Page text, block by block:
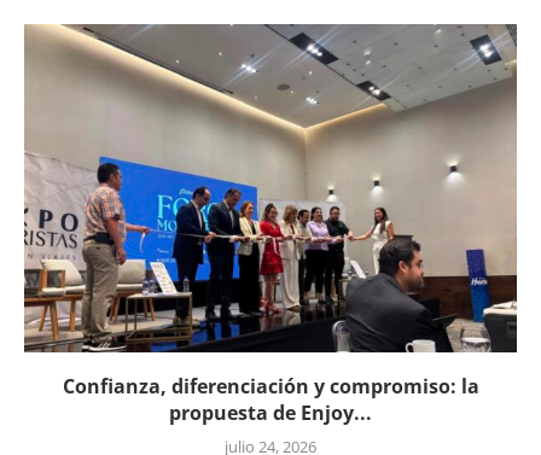
Confianza, diferenciación y compromiso: la
propuesta de Enjoy...
julio 24, 2026